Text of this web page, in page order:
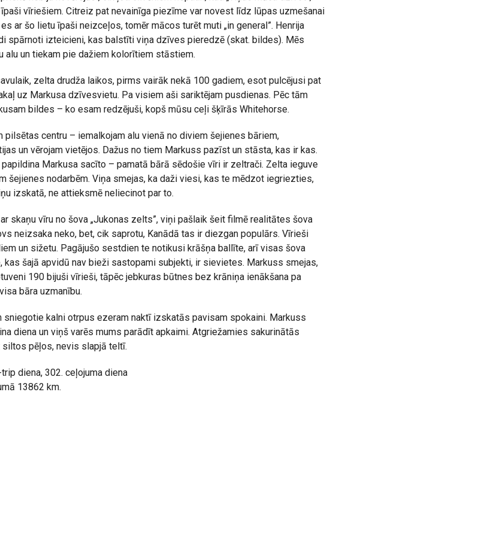
vīriešiem. Citreiz pat nevainīga piezīme var novest līdz lūpas uzmešanai
ar šo lietu īpaši neizceļos, tomēr mācos turēt muti „in general”. Henrija
spārnoti izteicieni, kas balstīti viņa dzīves pieredzē (skat. bildes). Mēs
alu un tiekam pie dažiem kolorītiem stāstiem.
zelta drudža laikos, pirms vairāk nekā 100 gadiem, esot pulcējusi pat
uz Markusa dzīvesvietu. Pa visiem aši sariktējam pusdienas. Pēc tām
bildes – ko esam redzējuši, kopš mūsu ceļi šķīrās Whitehorse.
pilsētas centru – iemalkojam alu vienā no diviem šejienes bāriem,
un vērojam vietējos. Dažus no tiem Markuss pazīst un stāsta, kas ir kas.
papildina Markusa sacīto – pamatā bārā sēdošie vīri ir zeltrači. Zelta ieguve
šejienes nodarbēm. Viņa smejas, ka daži viesi, kas te mēdzot iegriezties,
izskatā, ne attieksmē neliecinot par to.
skaņu vīru no šova „Jukonas zelts”, viņi pašlaik šeit filmē realitātes šova
neizsaka neko, bet, cik saprotu, Kanādā tas ir diezgan populārs. Vīrieši
un sižetu. Pagājušo sestdien te notikusi krāšņa ballīte, arī visas šova
kas šajā apvidū nav bieži sastopami subjekti, ir sievietes. Markuss smejas,
190 bijuši vīrieši, tāpēc jebkuras būtnes bez krāniņa ienākšana pa
bāra uzmanību.
sniegotie kalni otrpus ezeram naktī izskatās pavisam spokaini. Markuss
diena un viņš varēs mums parādīt apkaimi. Atgriežamies sakurinātās
pēļos, nevis slapjā teltī.
diena, 302. ceļojuma diena
13862 km.